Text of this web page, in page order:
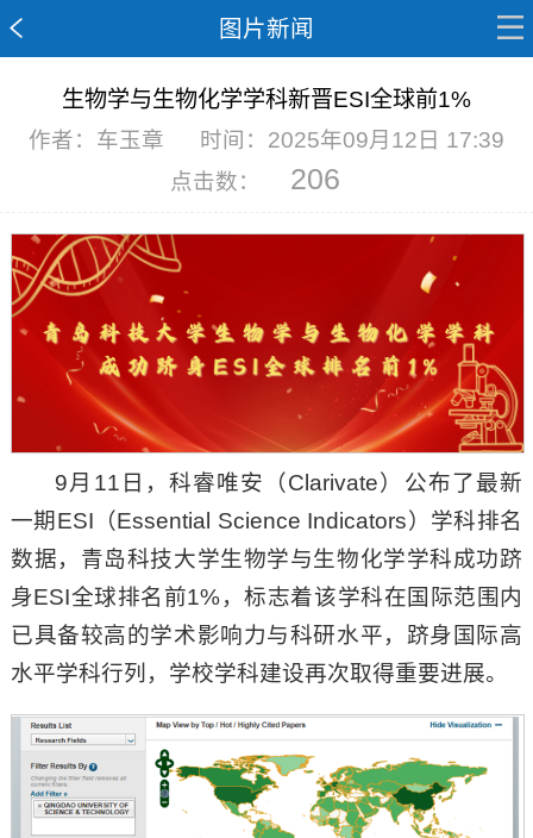
图片新闻
生物学与生物化学学科新晋ESI全球前1%
作者：车玉章
时间：2025年09月12日 17:39
点击数：
206
9月11日，科睿唯安（Clarivate）公布了最新
一期ESI（Essential Science Indicators）学科排名
数据，青岛科技大学生物学与生物化学学科成功跻
身ESI全球排名前1%，标志着该学科在国际范围内
已具备较高的学术影响力与科研水平，跻身国际高
水平学科行列，学校学科建设再次取得重要进展。